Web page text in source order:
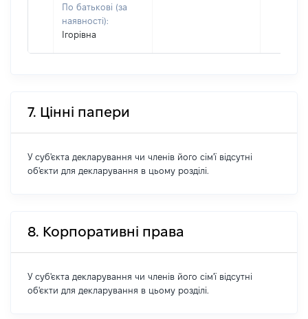
По батькові (за
наявності):
Ігорівна
7. Цінні папери
У суб'єкта декларування чи членів його сім'ї відсутні
об'єкти для декларування в цьому розділі.
8. Корпоративні права
У суб'єкта декларування чи членів його сім'ї відсутні
об'єкти для декларування в цьому розділі.